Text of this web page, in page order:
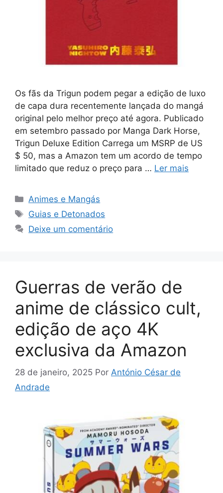
Os fãs da Trigun podem pegar a edição de luxo
de capa dura recentemente lançada do mangá
original pelo melhor preço até agora. Publicado
em setembro passado por Manga Dark Horse,
Trigun Deluxe Edition Carrega um MSRP de US
$ 50, mas a Amazon tem um acordo de tempo
limitado que reduz o preço para … Ler mais
Categorias
Animes e Mangás
Tags
Guias e Detonados
Deixe um comentário
Guerras de verão de
anime de clássico cult,
edição de aço 4K
exclusiva da Amazon
28 de janeiro, 2025 Por António César de
Andrade